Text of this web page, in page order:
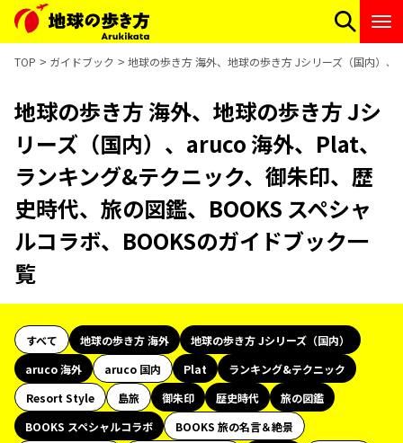
TOP ガイドブック 地球の歩き方 海外、地球の歩き方 Jシリーズ（国内）
地球の歩き方 海外、地球の歩き方 Jシ
リーズ（国内）、aruco 海外、Plat、
ランキング&テクニック、御朱印、歴
史時代、旅の図鑑、BOOKS スペシャ
ルコラボ、BOOKSのガイドブック一
覧
すべて 地球の歩き方 海外
地球の歩き方 Jシリーズ（国内）
aruco 海外
aruco 国内 Plat
ランキング&テクニック
Resort Style
島旅 御朱印 歴史時代
旅の図鑑
BOOKS スペシャルコラボ
BOOKS 旅の名言＆絶景